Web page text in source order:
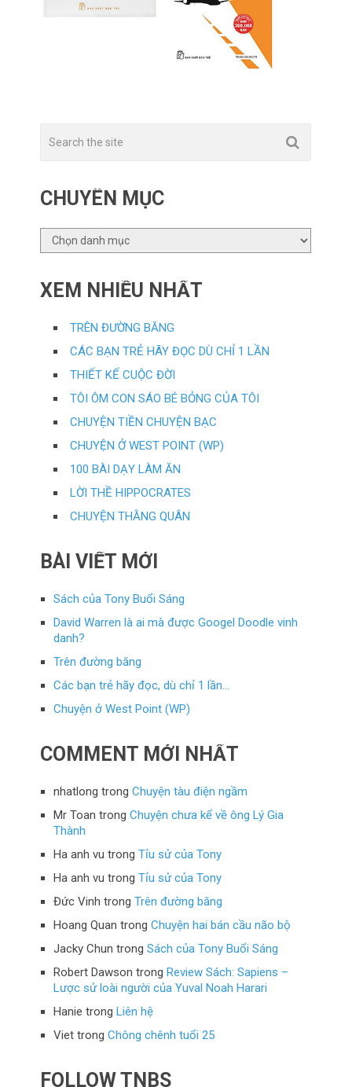
CHUYÊN MỤC
CHUYÊN
MỤC
XEM NHIỀU NHẤT
TRÊN ĐƯỜNG BĂNG
CÁC BẠN TRẺ HÃY ĐỌC DÙ CHỈ 1 LẦN
THIẾT KẾ CUỘC ĐỜI
TÔI ÔM CON SÁO BÉ BỎNG CỦA TÔI
CHUYỆN TIỀN CHUYỆN BẠC
CHUYỆN Ở WEST POINT (WP)
100 BÀI DẠY LÀM ĂN
LỜI THỀ HIPPOCRATES
CHUYỆN THẰNG QUÂN
BÀI VIẾT MỚI
Sách của Tony Buổi Sáng
David Warren là ai mà được Googel Doodle vinh
danh?
Trên đường băng
Các bạn trẻ hãy đọc, dù chỉ 1 lần…
Chuyện ở West Point (WP)
COMMENT MỚI NHẤT
nhatlong trongChuyện tàu điện ngầm
Mr Toan trongChuyện chưa kể về ông Lý Gia
Thành
Ha anh vu trongTỉu sử của Tony
Ha anh vu trongTỉu sử của Tony
Đức Vinh trongTrên đường băng
Hoang Quan trongChuyện hai bán cầu não bộ
Jacky Chun trongSách của Tony Buổi Sáng
Robert Dawson trongReview Sách: Sapiens –
Lược sử loài người của Yuval Noah Harari
Hanie trongLiên hệ
Viet trongChông chênh tuổi 25
FOLLOW TNBS